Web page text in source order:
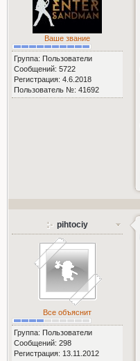
Ваше звание
Группа: Пользователи
Сообщений: 5722
Регистрация: 4.6.2018
Пользователь №: 41692
pihtociy
Все объяснит
Группа: Пользователи
Сообщений: 298
Регистрация: 13.11.2012